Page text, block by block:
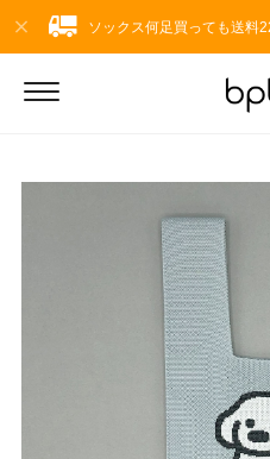
ソックス何足買っても送料